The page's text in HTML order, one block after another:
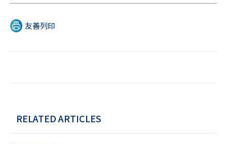
友善列印
RELATED ARTICLES